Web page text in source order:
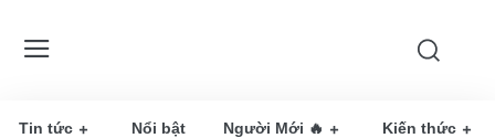
Tin tức Nổi bật Người Mới 🔥 Kiến thức